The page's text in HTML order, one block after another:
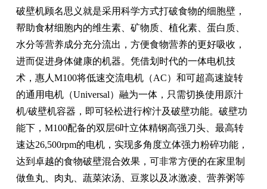
破壁机顾名思义就是采用科学方式打破食物的细胞壁，
帮助食材细胞内的维生素、矿物质、植化素、蛋白质、
水分等营养成分充分流出，方便食物营养的更好吸收，
进而促进身体健康的机器。凭借划时代的一体电机技
术，惠人M100将低速交流电机（AC）和可超高速旋转
的通用电机（Universal）融为一体，只需切换使用原汁
机/破壁机容器，即可轻松进行榨汁及破壁功能。破壁功
能下，M100配备的双层6叶立体精钢高强刀头、最高转
速达26,500rpm的电机，实现多角度立体强力粉碎功能，
达到卓越的食物破壁混合效果，可非常方便的在家里制
做鱼丸、肉丸、蔬菜浓汤、豆浆以及冰激凌、营养粥等